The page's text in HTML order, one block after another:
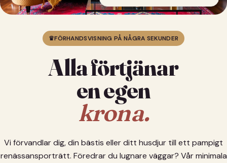
♛FÖRHANDSVISNING PÅ NÅGRA SEKUNDER
Alla förtjänar
en egen
krona.
Vi förvandlar dig, din bästis eller ditt husdjur till ett pampigt
renässansporträtt. Föredrar du lugnare väggar? Vår minimala